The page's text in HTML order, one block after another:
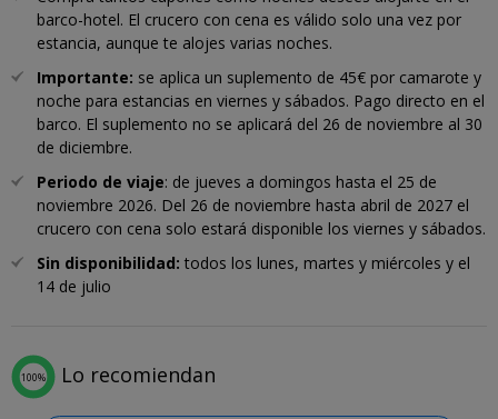
barco-hotel. El crucero con cena es válido solo una vez por
estancia, aunque te alojes varias noches.
Importante: se aplica un suplemento de 45€ por camarote y
noche para estancias en viernes y sábados. Pago directo en el
barco. El suplemento no se aplicará del 26 de noviembre al 30
de diciembre.
Periodo de viaje: de jueves a domingos hasta el 25 de
noviembre 2026. Del 26 de noviembre hasta abril de 2027 el
crucero con cena solo estará disponible los viernes y sábados.
Sin disponibilidad: todos los lunes, martes y miércoles y el
14 de julio
100% Lo recomiendan